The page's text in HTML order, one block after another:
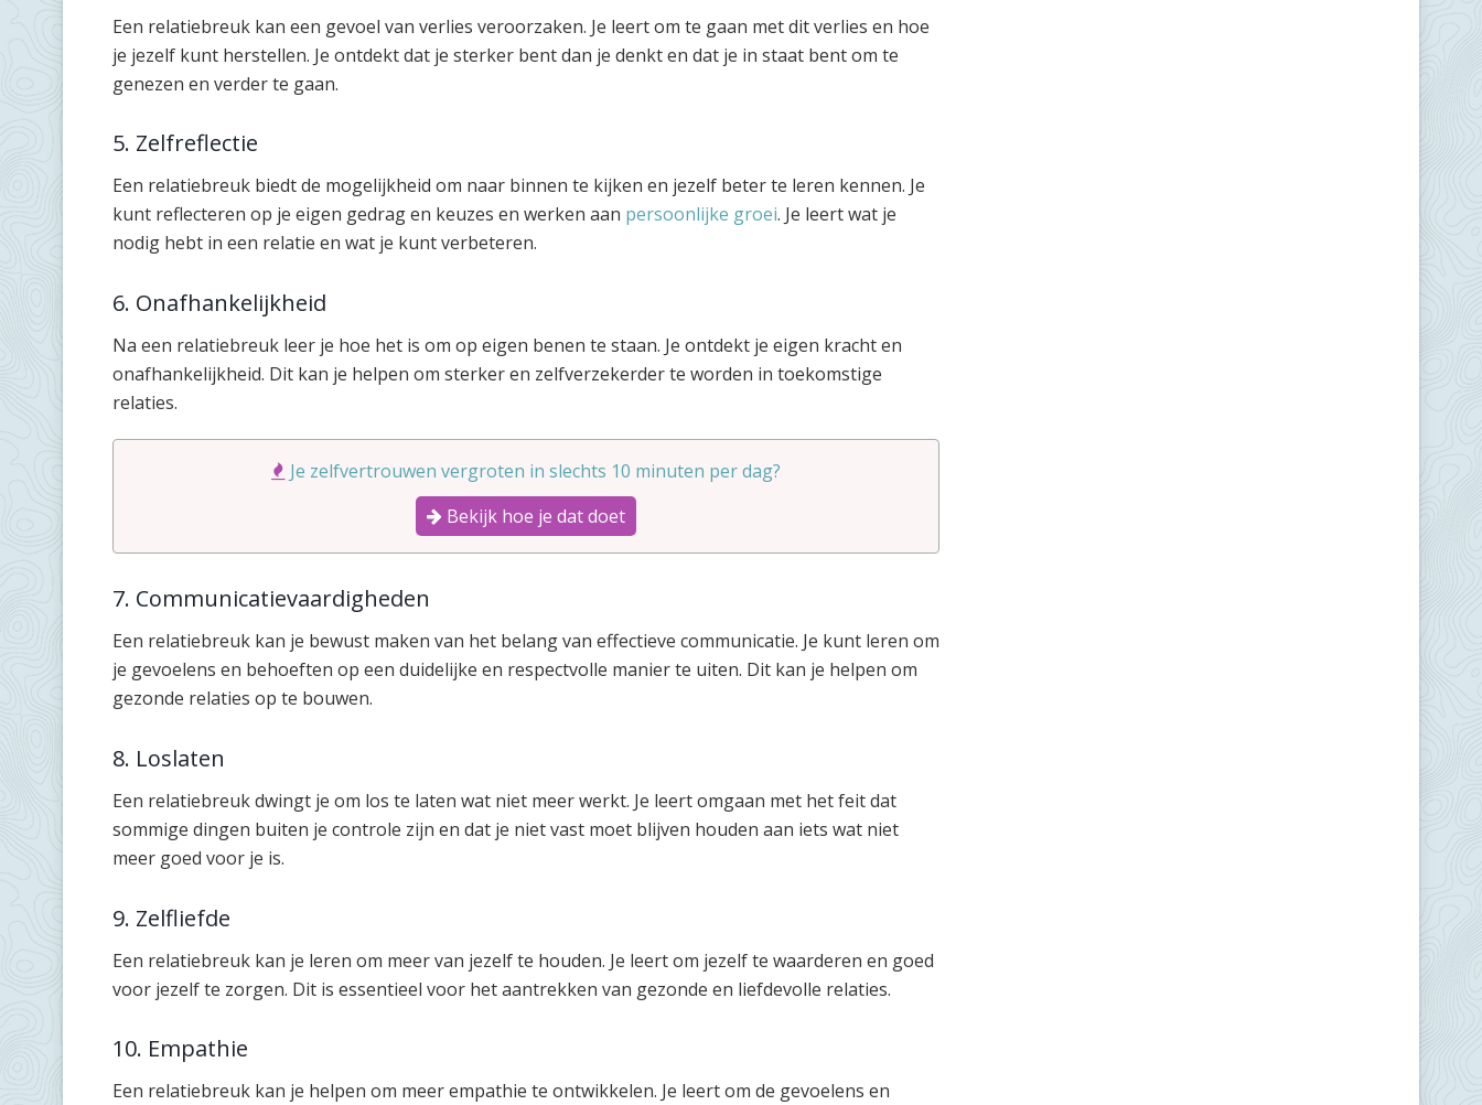
Een relatiebreuk kan een gevoel van verlies veroorzaken. Je leert om te gaan met dit verlies en hoe
je jezelf kunt herstellen. Je ontdekt dat je sterker bent dan je denkt en dat je in staat bent om te
genezen en verder te gaan.
5. Zelfreflectie
Een relatiebreuk biedt de mogelijkheid om naar binnen te kijken en jezelf beter te leren kennen. Je
kunt reflecteren op je eigen gedrag en keuzes en werken aan persoonlijke groei. Je leert wat je
nodig hebt in een relatie en wat je kunt verbeteren.
6. Onafhankelijkheid
Na een relatiebreuk leer je hoe het is om op eigen benen te staan. Je ontdekt je eigen kracht en
onafhankelijkheid. Dit kan je helpen om sterker en zelfverzekerder te worden in toekomstige
relaties.
Je zelfvertrouwen vergroten in slechts 10 minuten per dag?
Bekijk hoe je dat doet
7. Communicatievaardigheden
Een relatiebreuk kan je bewust maken van het belang van effectieve communicatie. Je kunt leren om
je gevoelens en behoeften op een duidelijke en respectvolle manier te uiten. Dit kan je helpen om
gezonde relaties op te bouwen.
8. Loslaten
Een relatiebreuk dwingt je om los te laten wat niet meer werkt. Je leert omgaan met het feit dat
sommige dingen buiten je controle zijn en dat je niet vast moet blijven houden aan iets wat niet
meer goed voor je is.
9. Zelfliefde
Een relatiebreuk kan je leren om meer van jezelf te houden. Je leert om jezelf te waarderen en goed
voor jezelf te zorgen. Dit is essentieel voor het aantrekken van gezonde en liefdevolle relaties.
10. Empathie
Een relatiebreuk kan je helpen om meer empathie te ontwikkelen. Je leert om de gevoelens en